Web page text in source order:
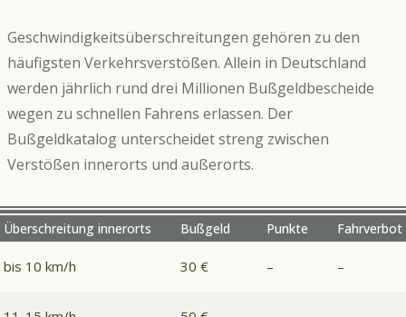
Geschwindigkeitsüberschreitungen gehören zu den
häufigsten Verkehrsverstößen. Allein in Deutschland
werden jährlich rund drei Millionen Bußgeldbescheide
wegen zu schnellen Fahrens erlassen. Der
Bußgeldkatalog unterscheidet streng zwischen
Verstößen innerorts und außerorts.
Überschreitung innerorts Bußgeld Punkte Fahrverbot
bis 10 km/h 30 € – –